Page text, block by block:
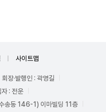
사이트맵
회장·발행인 : 곽영길
: 전운
송동 146-1) 이마빌딩 11층